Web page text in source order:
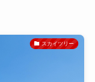
スカイツリー